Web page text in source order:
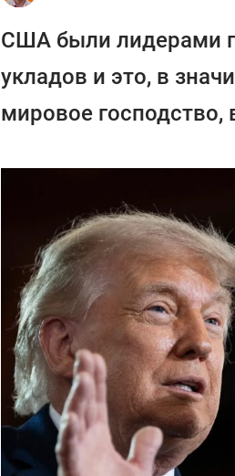
США были лидерами
укладов и это, в
мировое господство,